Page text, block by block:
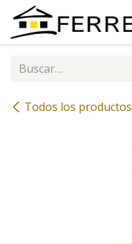
Ir al contenido
Todos los productos